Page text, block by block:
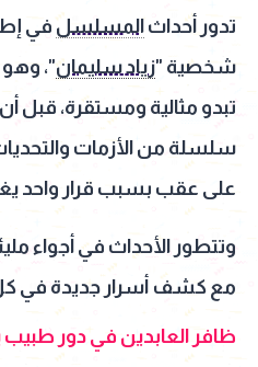
تدور أحداث المسلسل في
شخصية "زياد سليمان"،
تبدو مثالية ومستقرة، قبل
سلسلة من الأزمات
على عقب بسبب قرار واحد
وتتطور الأحداث في أجواء
مع كشف أسرار جديدة في
ظافر العابدين في دور طبيب